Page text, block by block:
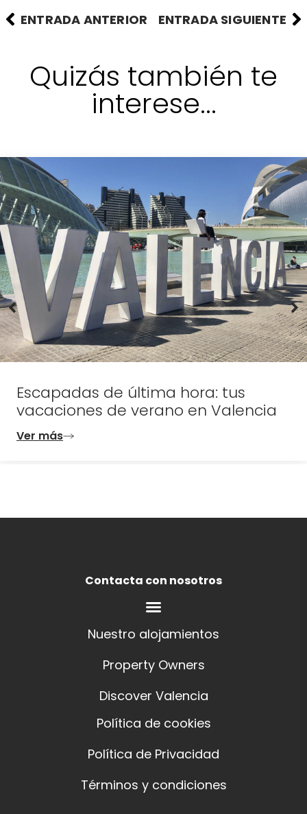
ENTRADA ANTERIOR
ENTRADA SIGUIENTE
Quizás también te
interese...
Escapadas de última hora: tus
vacaciones de verano en Valencia
Ver más
Contacta con nosotros
Nuestro alojamientos
Property Owners
Discover Valencia
Política de cookies
Política de Privacidad
Términos y condiciones